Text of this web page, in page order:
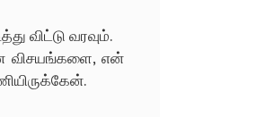
விட்டு வரவும்.
விசயங்களை, என்